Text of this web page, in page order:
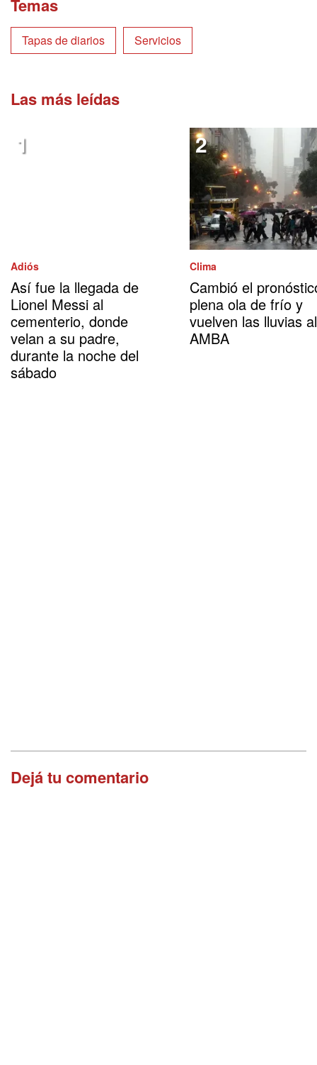
Temas
Tapas de diarios Servicios
Las más leídas
Adiós
Así fue la llegada de
Lionel Messi al
cementerio, donde
velan a su padre,
durante la noche del
sábado
Clima
Cambió el
plena ola de frío y
vuelven las lluvias al
AMBA
Dejá tu comentario